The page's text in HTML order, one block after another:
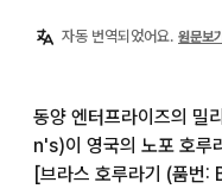
자동 번역되었어요. 원문보기
동양 엔터프라이즈의
n's)이 영국의 노포 호루
[브라스 호루라기 (품번